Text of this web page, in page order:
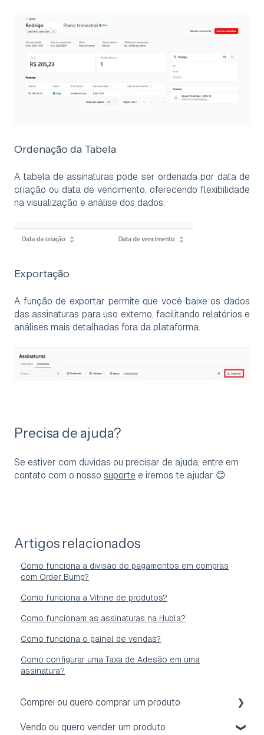
Ordenação da Tabela
A tabela de assinaturas pode ser ordenada por data de
criação ou data de vencimento, oferecendo flexibilidade
na visualização e análise dos dados.
Exportação
A função de exportar permite que você baixe os dados
das assinaturas para uso externo, facilitando relatórios e
análises mais detalhadas fora da plataforma.
Precisa de ajuda?
Se estiver com dúvidas ou precisar de ajuda, entre em
contato com o nosso suporte e iremos te ajudar 😊
Artigos relacionados
Como funciona a divisão de pagamentos em compras
com Order Bump?
Como funciona a Vitrine de produtos?
Como funcionam as assinaturas na Hubla?
Como funciona o painel de vendas?
Como configurar uma Taxa de Adesão em uma
assinatura?
Comprei ou quero comprar um produto
Acesso
Vendo ou quero vender um produto